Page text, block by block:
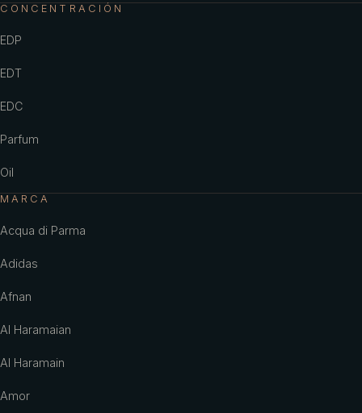
CONCENTRACIÓN
EDP
EDT
EDC
Parfum
Oil
MARCA
Acqua di Parma
Adidas
Afnan
Al Haramaian
Al Haramain
Amor